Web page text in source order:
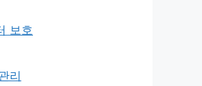
보호
리